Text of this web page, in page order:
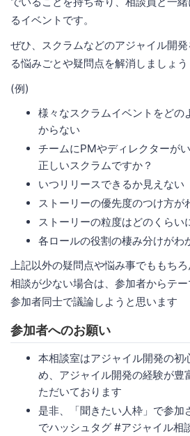
るイベントです。
ぜひ、スクラムなどのアジャイル開
る悩みごとや疑問点を解消しましょう
(例)
様々なスクラムイベントをどの
からない
チームにPMやディレクターが
正しいスクラムですか？
いつリリースできるか見えない
ストーリーの優先度のつけ方が
ストーリーの粒度はどのくらい
各ロールの役割の棲み分けがわ
上記以外の疑問点や悩み事でももち
相談が少ない場合は、参加者からテー
参加者同士で議論しようと思います
参加者へのお願い
本相談室はアジャイル開発の初
め、アジャイル開発の経験が豊
ただいております
是非、「聞きたい人枠」で参
でハッシュタグ #アジャイル相